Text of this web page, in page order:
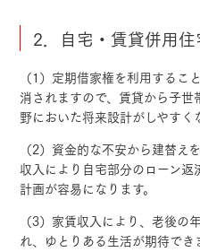
2．自宅・賃貸併用
（1）定期借家権を利用する
消されますので、賃貸から子
野においた将来設計がしやすく
（2）資金的な不安から建替え
収入により自宅部分のローン
計画が容易になります。
（3）家賃収入により、老後の
れ、ゆとりある生活が期待でき